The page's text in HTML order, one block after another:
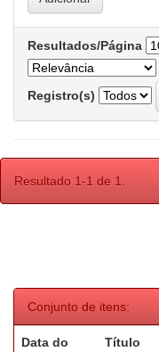
Resultados/Página
Registro(s)
Resultado 1-1 de 1.
Conjunto de itens:
Data do
Título